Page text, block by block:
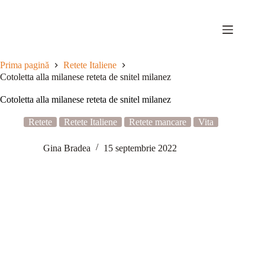
Prima pagină
Retete Italiene
Cotoletta alla milanese reteta de snitel milanez
Cotoletta alla milanese reteta de snitel milanez
Retete Retete Italiene Retete mancare Vita
Gina Bradea 15 septembrie 2022